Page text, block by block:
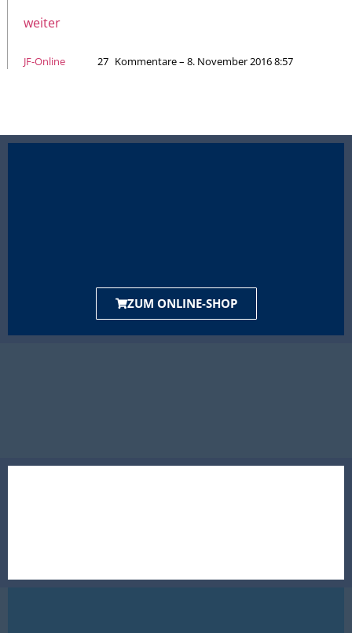
weiter
JF-Online 27 Kommentare – 8. November 2016 8:57
ZUM ONLINE-SHOP